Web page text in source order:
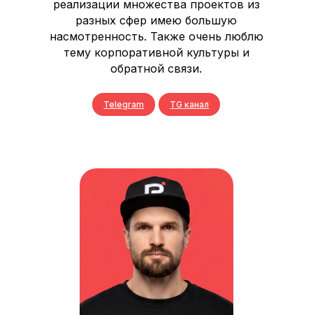
реализации множества проектов из
разных сфер имею большую
насмотренность. Также очень люблю
тему корпоративной культуры и
обратной связи.
Telegram TG канал